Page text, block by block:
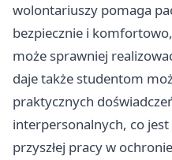
wolontariuszy pomaga
bezpiecznie i
może sprawniej
daje także studentom
praktycznych
interpersonalnych, co
przyszłej pracy w